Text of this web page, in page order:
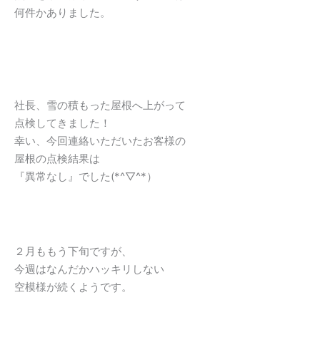
何件かありました。
社長、雪の積もった屋根へ上がって
点検してきました！
幸い、今回連絡いただいたお客様の
屋根の点検結果は
『異常なし』でした(*^▽^*）
２月ももう下旬ですが、
今週はなんだかハッキリしない
空模様が続くようです。